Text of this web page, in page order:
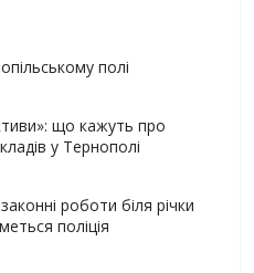
полі
що кажуть про
у Тернополі
роботи біля річки
поліція